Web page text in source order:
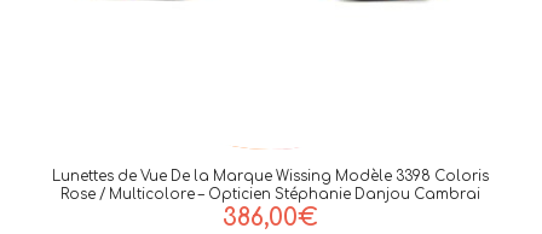
Lunettes de Vue De la Marque Wissing Modèle 3398 Coloris
Rose / Multicolore – Opticien Stéphanie Danjou Cambrai
386,00€